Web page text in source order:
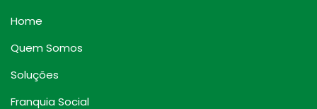
Home
Quem Somos
Soluções
Franquia Social